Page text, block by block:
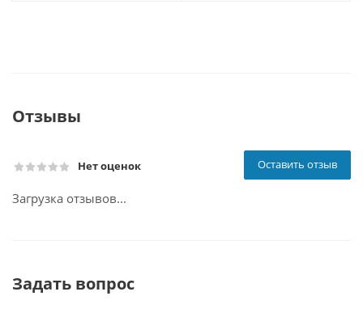
Отзывы
Нет оценок Оставить отзыв
Загрузка отзывов...
Задать вопрос